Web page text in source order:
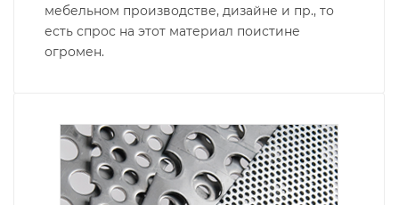
мебельном производстве, дизайне и пр., то
есть спрос на этот материал поистине
огромен.